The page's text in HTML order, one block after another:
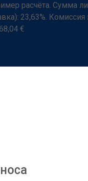
расчёта. Сумма
23,63%.
€